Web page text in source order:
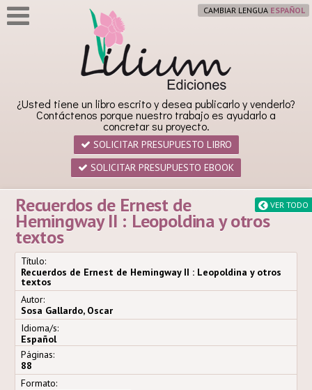
CAMBIAR LENGUA
¿Usted tiene un libro escrito y desea publicarlo y venderlo?
Contáctenos porque nuestro trabajo es ayudarlo a
concretar su proyecto.
SOLICITAR PRESUPUESTO LIBRO
SOLICITAR PRESUPUESTO EBOOK
VER TODO
Recuerdos de Ernest de
Hemingway II : Leopoldina y otros
textos
Título:
Recuerdos de Ernest de Hemingway II : Leopoldina y otros
textos
Autor:
Sosa Gallardo, Oscar
Idioma/s:
Español
Páginas:
88
Formato: